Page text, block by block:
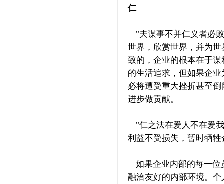
仁
"夫谋事不并仁义者必
世界，欣赏世界，并为
致的，企业的根本在于
的生活追求，但如果企
必将遭受重大挫折甚至
进步做贡献。
"仁之法在爱人不在爱
利益不受损失，暂时牺
如果企业内部的每一
融洽友好的内部环境。